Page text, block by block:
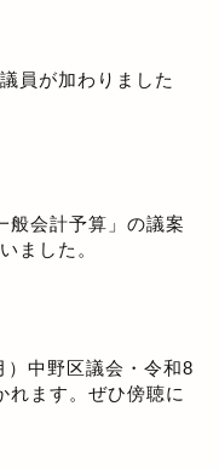
員が加わりました
般会計予算」の議案
ました。
）中野区議会・令和8
れます。ぜひ傍聴に